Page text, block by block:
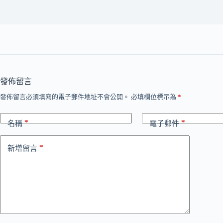
發佈留言
發佈留言必須填寫的電子郵件地址不會公開。 必填欄位標示為 *
名稱* 電子郵件*
新增留言 *